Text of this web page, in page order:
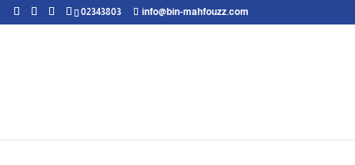
02343803 info@bin-mahfouzz.com